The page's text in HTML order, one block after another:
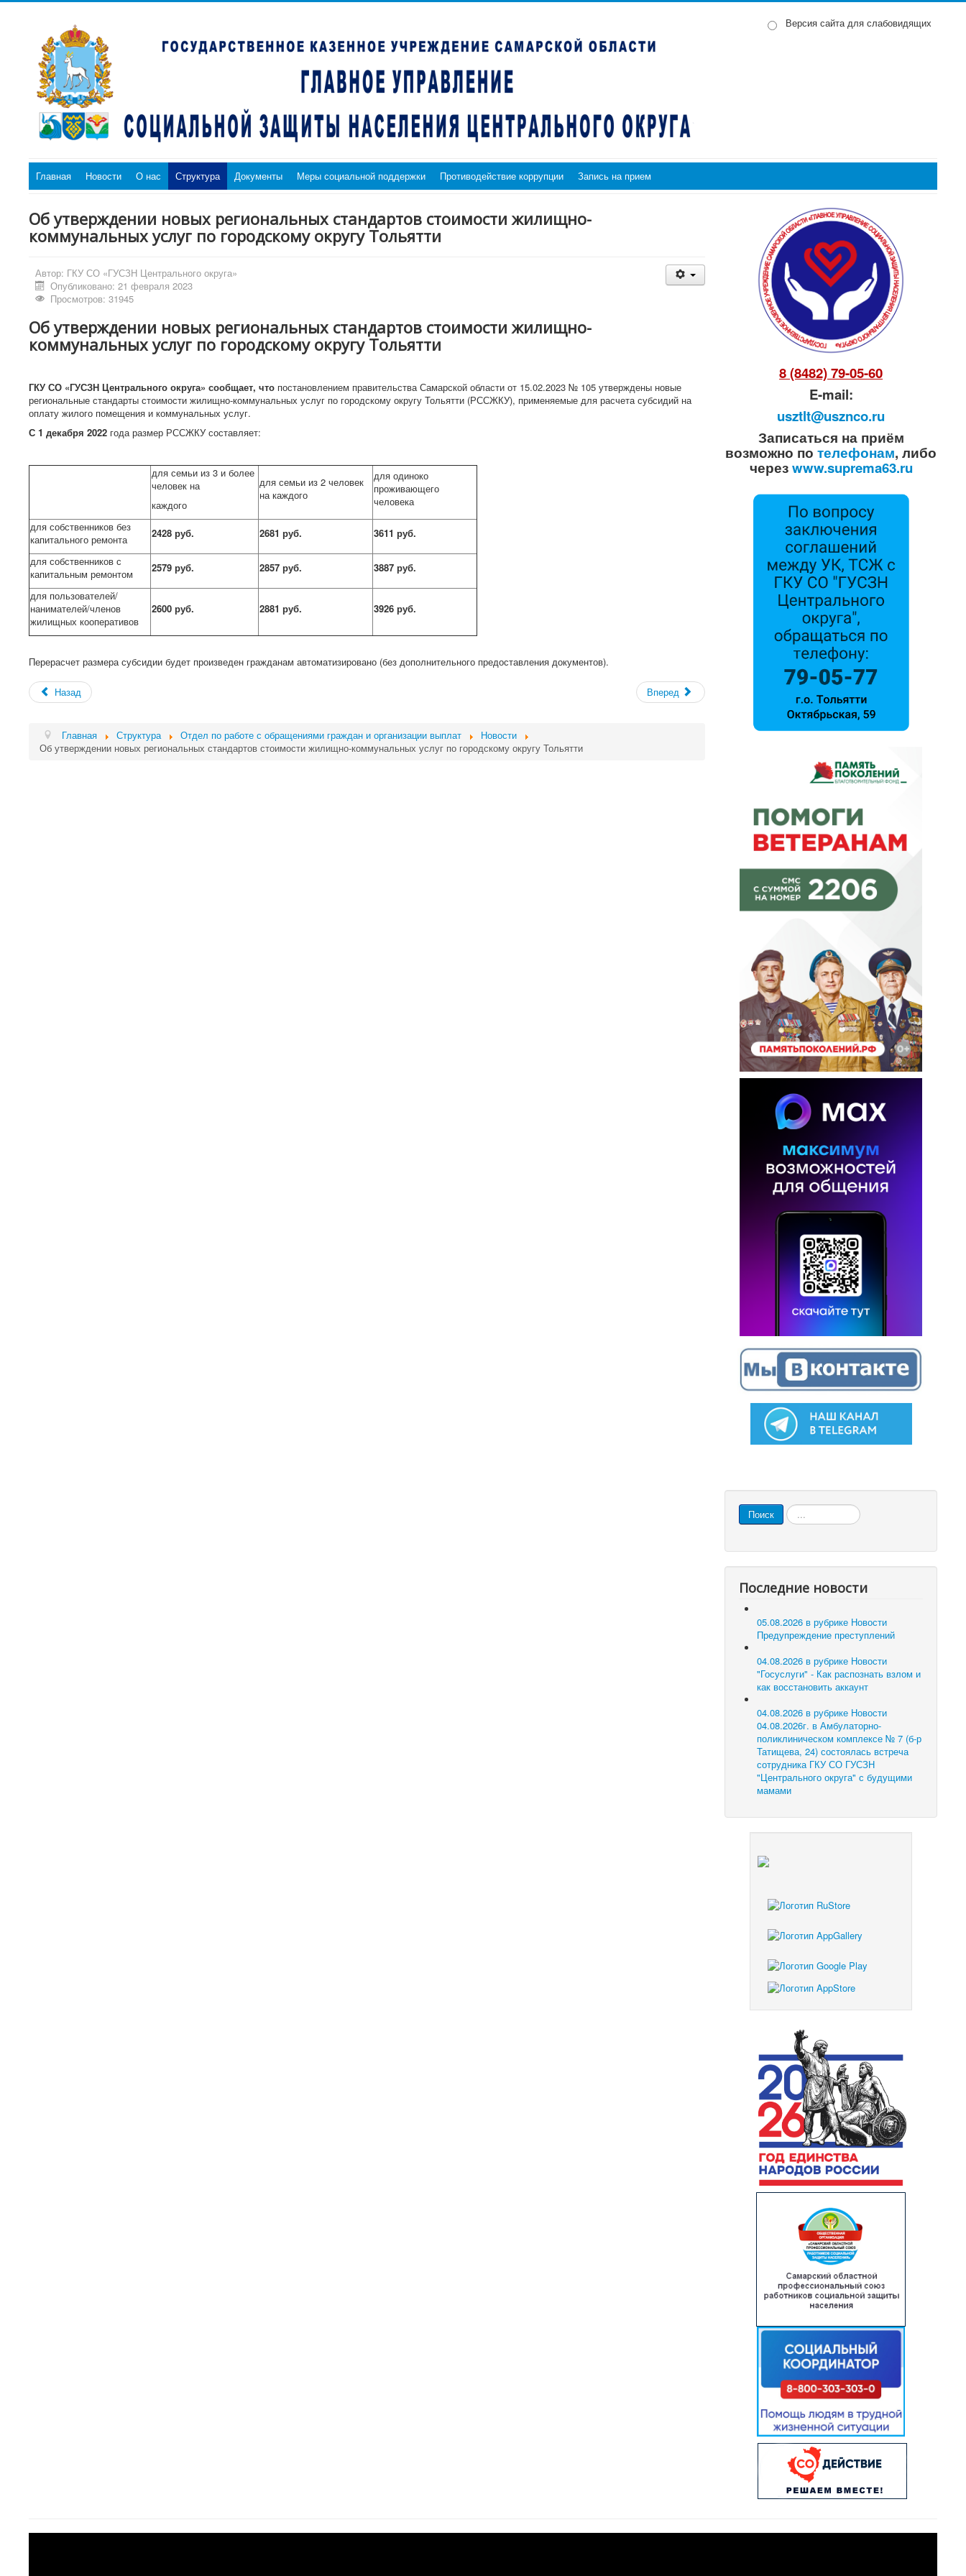
Версия сайта для слабовидящих
Главная Новости О нас Структура Документы Меры социальной поддержки Противодействие коррупции Запись на прием
Об утверждении новых региональных стандартов стоимости жилищно-
коммунальных услуг по городскому округу Тольятти
Автор: ГКУ СО «ГУСЗН Центрального округа»
Опубликовано: 21 февраля 2023
Просмотров: 31945
Об утверждении новых региональных стандартов стоимости жилищно-
коммунальных услуг по городскому округу Тольятти
ГКУ СО «ГУСЗН Центрального округа» сообщает, что постановлением правительства Самарской области от 15.02.2023 № 105 утверждены новые
региональные стандарты стоимости жилищно-коммунальных услуг по городскому округу Тольятти (РССЖКУ), применяемые для расчета субсидий на
оплату жилого помещения и коммунальных услуг.
С 1 декабря 2022 года размер РССЖКУ составляет:
для семьи из 3 и более
человек на
каждого
для семьи из 2 человек
на каждого
для одиноко
проживающего
человека
для собственников без
капитального ремонта
2428 руб. 2681 руб. 3611 руб.
для собственников с
капитальным ремонтом
2579 руб. 2857 руб. 3887 руб.
для пользователей/
нанимателей/членов
жилищных кооперативов
2600 руб. 2881 руб. 3926 руб.
Перерасчет размера субсидии будет произведен гражданам автоматизировано (без дополнительного предоставления документов).
Назад Вперед
Главная Структура Отдел по работе с обращениями граждан и организации выплат
Новости
Об утверждении новых региональных стандартов стоимости жилищно-коммунальных услуг по городскому округу Тольятти
8 (8482) 79-05-60
E-mail:
usztlt@usznco.ru
Записаться на приём
возможно потелефонам, либо
черезwww.suprema63.ru
Поиск Искать...
Последние новости
05.08.2026 в рубрике Новости
Предупреждение преступлений
04.08.2026 в рубрике Новости
"Госуслуги" - Как распознать взлом и
как восстановить аккаунт
04.08.2026 в рубрике Новости
04.08.2026г. в Амбулаторно-
поликлиническом комплексе № 7 (б-р
Татищева, 24) состоялась встреча
сотрудника ГКУ СО ГУСЗН
"Центрального округа" с будущими
мамами